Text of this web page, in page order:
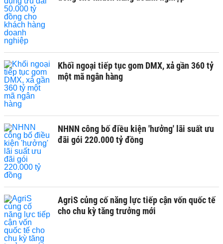
Khối ngoại tiếp tục gom DMX, xả gần 360 tỷ
một mã ngân hàng
NHNN công bố điều kiện 'hưởng' lãi suất ưu
đãi gói 220.000 tỷ đồng
AgriS củng cố năng lực tiếp cận vốn quốc tế
cho chu kỳ tăng trưởng mới